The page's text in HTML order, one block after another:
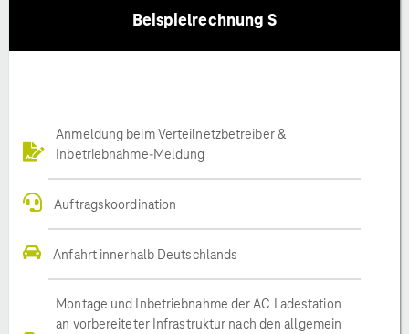
Beispielrechnung S
Anmeldung beim Verteilnetzbetreiber &
Inbetriebnahme-Meldung
Auftragskoordination
Anfahrt innerhalb Deutschlands
Montage und Inbetriebnahme der AC Ladestation
an vorbereiteter Infrastruktur nach den allgemein